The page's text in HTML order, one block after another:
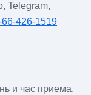
Telegram,
66-426-1519
и час приема,